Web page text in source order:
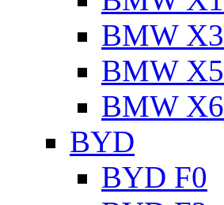
BMW X3
BMW X5
BMW X6
BYD
BYD F0